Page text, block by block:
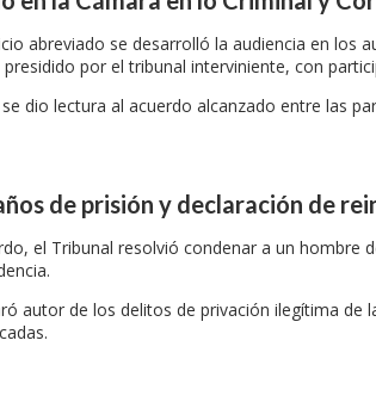
abreviado se desarrolló la audiencia en
por el tribunal interviniente, con
dio lectura al acuerdo alcanzado entre las
de prisión y declaración de
el Tribunal resolvió condenar a un hombre
autor de los delitos de privación ilegítima